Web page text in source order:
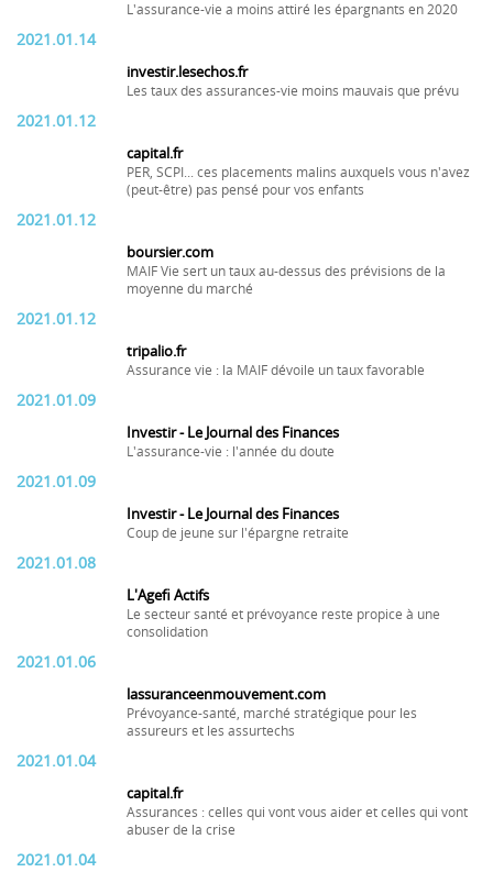
L'assurance-vie a moins attiré les épargnants en 2020
2021.01.14
investir.lesechos.fr
Les taux des assurances-vie moins mauvais que prévu
2021.01.12
capital.fr
PER, SCPI... ces placements malins auxquels vous n'avez
(peut-être) pas pensé pour vos enfants
2021.01.12
boursier.com
MAIF Vie sert un taux au-dessus des prévisions de la
moyenne du marché
2021.01.12
tripalio.fr
Assurance vie : la MAIF dévoile un taux favorable
2021.01.09
Investir - Le Journal des Finances
L'assurance-vie : l'année du doute
2021.01.09
Investir - Le Journal des Finances
Coup de jeune sur l'épargne retraite
2021.01.08
L'Agefi Actifs
Le secteur santé et prévoyance reste propice à une
consolidation
2021.01.06
lassuranceenmouvement.com
Prévoyance-santé, marché stratégique pour les
assureurs et les assurtechs
2021.01.04
capital.fr
Assurances : celles qui vont vous aider et celles qui vont
abuser de la crise
2021.01.04